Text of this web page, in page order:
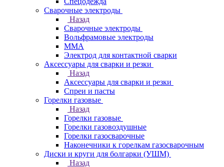
Сварочные электроды
Назад
Сварочные электроды
Вольфрамовые электроды
ММА
Электрод для контактной сварки
Аксессуары для сварки и резки
Назад
Аксессуары для сварки и резки
Спреи и пасты
Горелки газовые
Назад
Горелки газовые
Горелки газовоздушные
Горелки газосварочные
Наконечники к горелкам газосварочным
Диски и круги для болгарки (УШМ)
Назад